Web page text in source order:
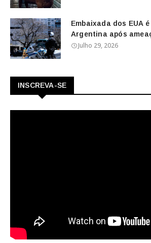
Embaixada dos EUA
Argentina após
Julho 29, 2026
INSCREVA-SE